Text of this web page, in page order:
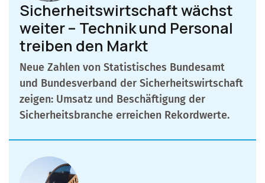
Sicherheitswirtschaft wächst
weiter – Technik und Personal
treiben den Markt
Neue Zahlen von Statistisches Bundesamt
und Bundesverband der Sicherheitswirtschaft
zeigen: Umsatz und Beschäftigung der
Sicherheitsbranche erreichen Rekordwerte.